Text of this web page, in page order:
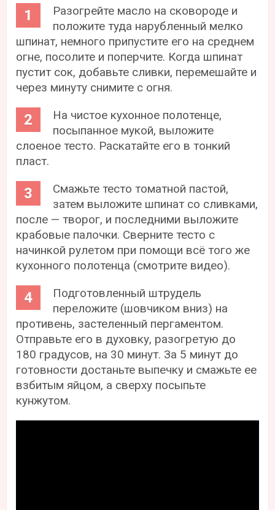
Разогрейте масло на сковороде и
положите туда нарубленный мелко
шпинат, немного припустите его на среднем
огне, посолите и поперчите. Когда шпинат
пустит сок, добавьте сливки, перемешайте и
через минуту снимите с огня.
На чистое кухонное полотенце,
посыпанное мукой, выложите
слоеное тесто. Раскатайте его в тонкий
пласт.
Смажьте тесто томатной пастой,
затем выложите шпинат со сливками,
после — творог, и последними выложите
крабовые палочки. Сверните тесто с
начинкой рулетом при помощи всё того же
кухонного полотенца (смотрите видео).
Подготовленный штрудель
переложите (шовчиком вниз) на
противень, застеленный пергаментом.
Отправьте его в духовку, разогретую до
180 градусов, на 30 минут. За 5 минут до
готовности достаньте выпечку и смажьте ее
взбитым яйцом, а сверху посыпьте
кунжутом.